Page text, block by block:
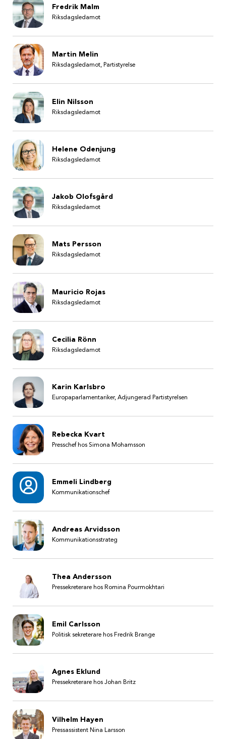
Fredrik Malm
Riksdagsledamot
Martin Melin
Riksdagsledamot, Partistyrelse
Elin Nilsson
Riksdagsledamot
Helene Odenjung
Riksdagsledamot
Jakob Olofsgård
Riksdagsledamot
Mats Persson
Riksdagsledamot
Mauricio Rojas
Riksdagsledamot
Cecilia Rönn
Riksdagsledamot
Karin Karlsbro
Europaparlamentariker, Adjungerad Partistyrelsen
Rebecka Kvart
Presschef hos Simona Mohamsson
Emmeli Lindberg
Kommunikationschef
Andreas Arvidsson
Kommunikationsstrateg
Thea Andersson
Pressekreterare hos Romina Pourmokhtari
Emil Carlsson
Politisk sekreterare hos Fredrik Brange
Agnes Eklund
Pressekreterare hos Johan Britz
Vilhelm Hayen
Pressassistent Nina Larsson